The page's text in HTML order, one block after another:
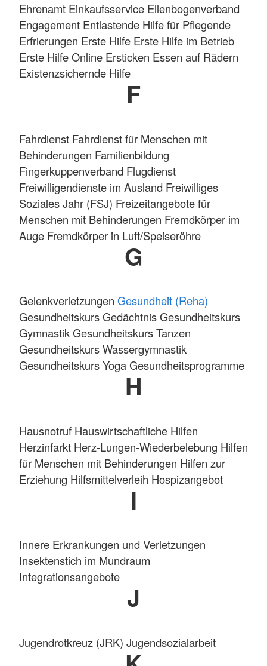
Ehrenamt Einkaufsservice Ellenbogenverband
Engagement Entlastende Hilfe für Pflegende
Erfrierungen Erste Hilfe Erste Hilfe im Betrieb
Erste Hilfe Online Ersticken Essen auf Rädern
Existenzsichernde Hilfe
F
Fahrdienst Fahrdienst für Menschen mit
Behinderungen Familienbildung
Fingerkuppenverband Flugdienst
Freiwilligendienste im Ausland Freiwilliges
Soziales Jahr (FSJ) Freizeitangebote für
Menschen mit Behinderungen Fremdkörper im
Auge Fremdkörper in Luft/Speiseröhre
G
Gelenkverletzungen Gesundheit (Reha)
Gesundheitskurs Gedächtnis Gesundheitskurs
Gymnastik Gesundheitskurs Tanzen
Gesundheitskurs Wassergymnastik
Gesundheitskurs Yoga Gesundheitsprogramme
H
Hausnotruf Hauswirtschaftliche Hilfen
Herzinfarkt Herz-Lungen-Wiederbelebung Hilfen
für Menschen mit Behinderungen Hilfen zur
Erziehung Hilfsmittelverleih Hospizangebot
I
Innere Erkrankungen und Verletzungen
Insektenstich im Mundraum
Integrationsangebote
J
Jugendrotkreuz (JRK) Jugendsozialarbeit